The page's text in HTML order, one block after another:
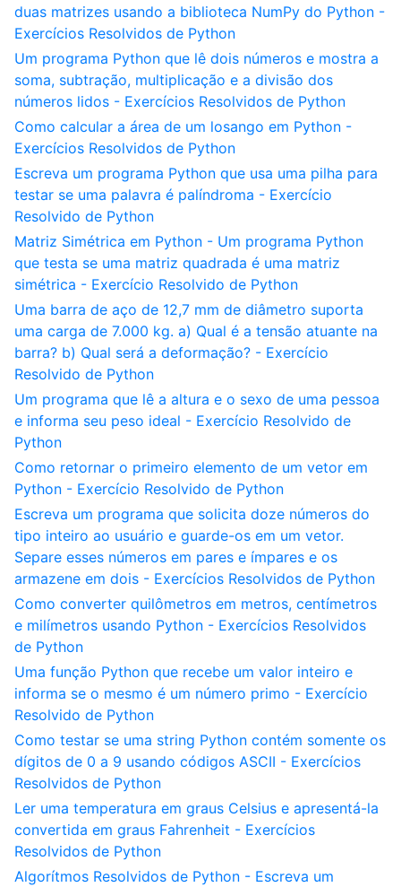
duas matrizes usando a biblioteca NumPy do Python -
Exercícios Resolvidos de Python
Um programa Python que lê dois números e mostra a
soma, subtração, multiplicação e a divisão dos
números lidos - Exercícios Resolvidos de Python
Como calcular a área de um losango em Python -
Exercícios Resolvidos de Python
Escreva um programa Python que usa uma pilha para
testar se uma palavra é palíndroma - Exercício
Resolvido de Python
Matriz Simétrica em Python - Um programa Python
que testa se uma matriz quadrada é uma matriz
simétrica - Exercício Resolvido de Python
Uma barra de aço de 12,7 mm de diâmetro suporta
uma carga de 7.000 kg. a) Qual é a tensão atuante na
barra? b) Qual será a deformação? - Exercício
Resolvido de Python
Um programa que lê a altura e o sexo de uma pessoa
e informa seu peso ideal - Exercício Resolvido de
Python
Como retornar o primeiro elemento de um vetor em
Python - Exercício Resolvido de Python
Escreva um programa que solicita doze números do
tipo inteiro ao usuário e guarde-os em um vetor.
Separe esses números em pares e ímpares e os
armazene em dois - Exercícios Resolvidos de Python
Como converter quilômetros em metros, centímetros
e milímetros usando Python - Exercícios Resolvidos
de Python
Uma função Python que recebe um valor inteiro e
informa se o mesmo é um número primo - Exercício
Resolvido de Python
Como testar se uma string Python contém somente os
dígitos de 0 a 9 usando códigos ASCII - Exercícios
Resolvidos de Python
Ler uma temperatura em graus Celsius e apresentá-la
convertida em graus Fahrenheit - Exercícios
Resolvidos de Python
Algorítmos Resolvidos de Python - Escreva um